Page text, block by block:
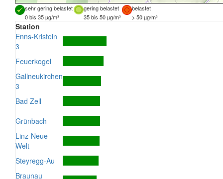
sehr gering belastet gering belastet
belastet
0 bis 35 µg/m³
35 bis 50 µg/m³ > 50 µg/m³
Station
Enns-Kristein
3
Feuerkogel
Gallneukirchen
3
Bad Zell
Grünbach
Linz-Neue
Welt
Steyregg-Au
Braunau